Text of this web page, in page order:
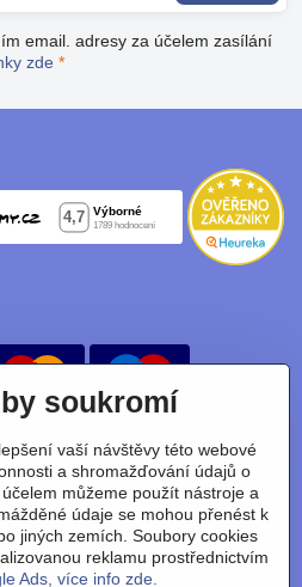
email. adresy za účelem zasílání
zde *
Youtube Tiktok
soukromí
vaší návštěvy této webové
a shromažďování údajů o
můžeme použít nástroje a
údaje se mohou přenést k
jiných zemích. Soubory cookies
reklamu prostřednictvím
Ads, více info zde.